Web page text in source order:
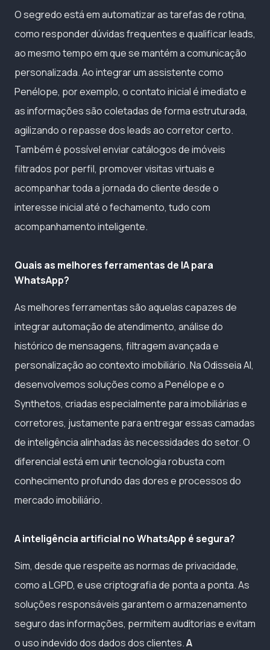
O segredo está em automatizar as tarefas de rotina,
como responder dúvidas frequentes e qualificar leads,
ao mesmo tempo em que se mantém a comunicação
personalizada. Ao integrar um assistente como
Penélope, por exemplo, o contato inicial é imediato e
as informações são coletadas de forma estruturada,
agilizando o repasse dos leads ao corretor certo.
Também é possível enviar catálogos de imóveis
filtrados por perfil, promover visitas virtuais e
acompanhar toda a jornada do cliente desde o
interesse inicial até o fechamento, tudo com
acompanhamento inteligente.
Quais as melhores ferramentas de IA para
WhatsApp?
As melhores ferramentas são aquelas capazes de
integrar automação de atendimento, análise do
histórico de mensagens, filtragem avançada e
personalização ao contexto imobiliário. Na Odisseia AI,
desenvolvemos soluções como a Penélope e o
Synthetos, criadas especialmente para imobiliárias e
corretores, justamente para entregar essas camadas
de inteligência alinhadas às necessidades do setor. O
diferencial está em unir tecnologia robusta com
conhecimento profundo das dores e processos do
mercado imobiliário.
A inteligência artificial no WhatsApp é segura?
Sim, desde que respeite as normas de privacidade,
como a LGPD, e use criptografia de ponta a ponta. As
soluções responsáveis garantem o armazenamento
seguro das informações, permitem auditorias e evitam
o uso indevido dos dados dos clientes.A